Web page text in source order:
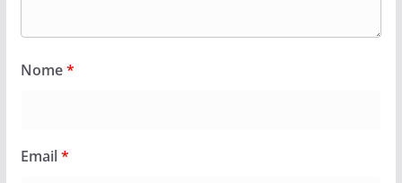
Nome*
Email*